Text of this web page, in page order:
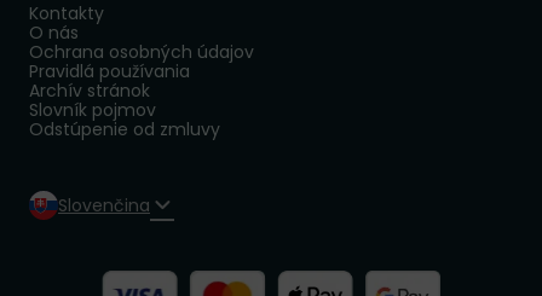
Kontakty
O nás
Ochrana osobných údajov
Pravidlá používania
Archív stránok
Slovník pojmov
Odstúpenie od zmluvy
Slovenčina